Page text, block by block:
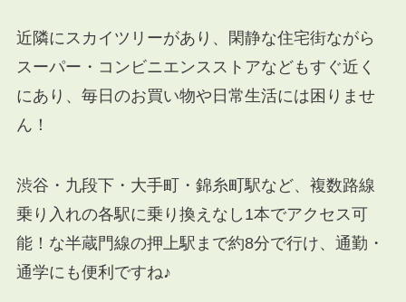
近隣にスカイツリーがあり、閑静な住宅街ながら
スーパー・コンビニエンスストアなどもすぐ近く
にあり、毎日のお買い物や日常生活には困りませ
ん！
渋谷・九段下・大手町・錦糸町駅など、複数路線
乗り入れの各駅に乗り換えなし1本でアクセス可
能！な半蔵門線の押上駅まで約8分で行け、通勤・
通学にも便利ですね♪